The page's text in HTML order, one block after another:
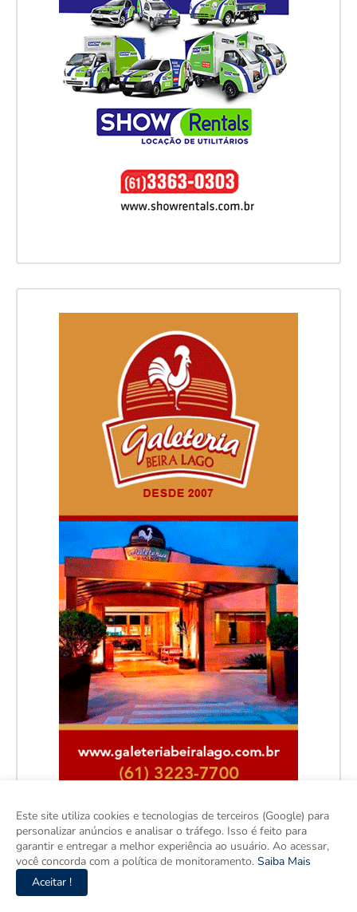
Este site utiliza cookies e tecnologias de terceiros (Google) para
personalizar anúncios e analisar o tráfego. Isso é feito para
garantir e entregar a melhor experiência ao usuário. Ao acessar,
você concorda com a política de monitoramento. Saiba Mais
Aceitar !